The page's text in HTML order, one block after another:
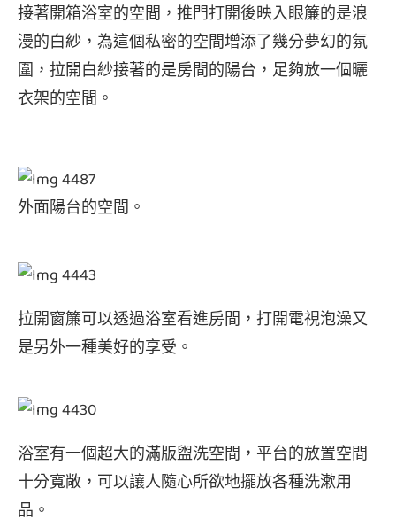
接著開箱浴室的空間，推門打開後映入眼簾的是浪
漫的白紗，為這個私密的空間增添了幾分夢幻的氛
圍，拉開白紗接著的是房間的陽台，足夠放一個曬
衣架的空間。
外面陽台的空間。
拉開窗簾可以透過浴室看進房間，打開電視泡澡又
是另外一種美好的享受。
浴室有一個超大的滿版盥洗空間，平台的放置空間
十分寬敞，可以讓人隨心所欲地擺放各種洗漱用
品。